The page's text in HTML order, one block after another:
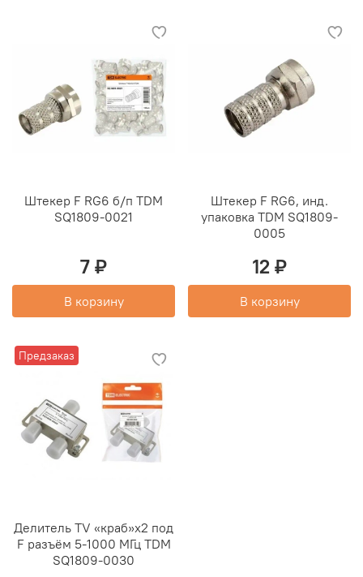
Штекер F RG6 б/п TDM
SQ1809-0021
7 ₽
В корзину
Штекер F RG6, инд.
упаковка TDM SQ1809-
0005
12 ₽
В корзину
Предзаказ
Делитель TV «краб»х2 под
F разъём 5-1000 МГц TDM
SQ1809-0030